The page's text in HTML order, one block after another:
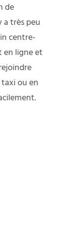
de
a très peu
centre-
en ligne et
ou en